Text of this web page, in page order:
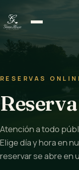
RESERVAS
Atención a todo
Elige día y hora en
reservar se abre en